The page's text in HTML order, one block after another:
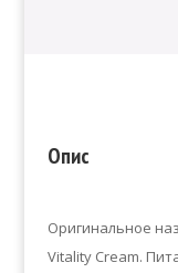
Опис
Оригинальное
Vitality Cream.